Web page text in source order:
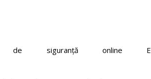
de siguranță online